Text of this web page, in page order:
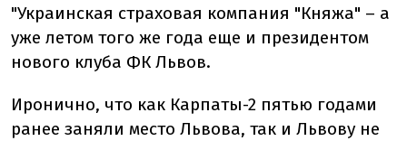
"Украинская страховая компания "Княжа" – а
уже летом того же года еще и президентом
нового клуба ФК Львов.
Иронично, что как Карпаты-2 пятью годами
ранее заняли место Львова, так и Львову не